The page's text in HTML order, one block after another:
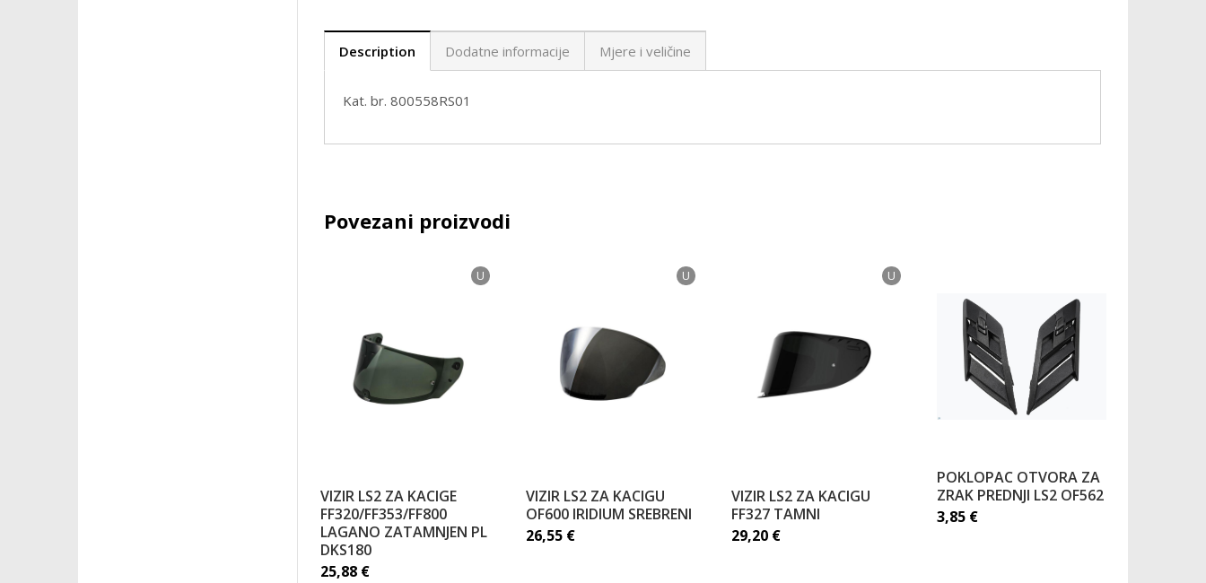
Description Dodatne informacije Mjere i veličine
Kat. br. 800558RS01
Povezani proizvodi
U
VIZIR LS2 ZA KACIGE
FF320/FF353/FF800
LAGANO ZATAMNJEN PL
DKS180
25,88 €
U
VIZIR LS2 ZA KACIGU
OF600 IRIDIUM SREBRENI
26,55 €
U
VIZIR LS2 ZA KACIGU
FF327 TAMNI
29,20 €
POKLOPAC OTVORA ZA
ZRAK PREDNJI LS2 OF562
3,85 €